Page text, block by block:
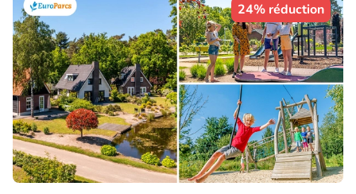
24% réduction